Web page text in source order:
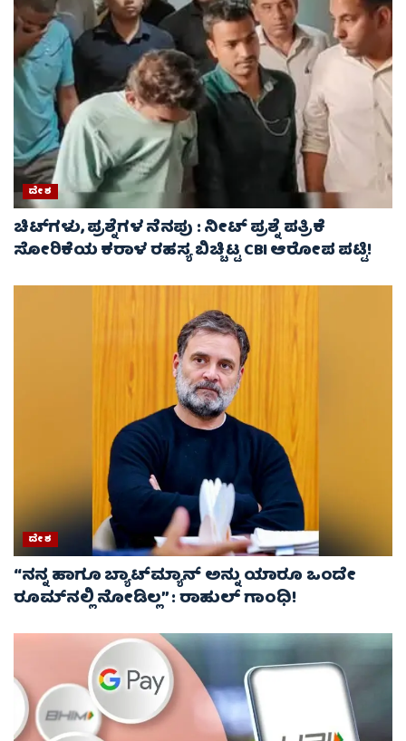
ದೇಶ
ಚಿಟ್‌ಗಳು, ಪ್ರಶ್ನೆಗಳ ನೆನಪು : ನೀಟ್ ಪ್ರಶ್ನೆ ಪತ್ರಿಕೆ
ಸೋರಿಕೆಯ ಕರಾಳ ರಹಸ್ಯ ಬಿಚ್ಚಿಟ್ಟ CBI ಆರೋಪ ಪಟ್ಟಿ!
ದೇಶ
“ನನ್ನ ಹಾಗೂ ಬ್ಯಾಟ್‌ಮ್ಯಾನ್ ಅನ್ನು ಯಾರೂ ಒಂದೇ
ರೂಮ್‌ನಲ್ಲಿ ನೋಡಿಲ್ಲ” : ರಾಹುಲ್ ಗಾಂಧಿ!